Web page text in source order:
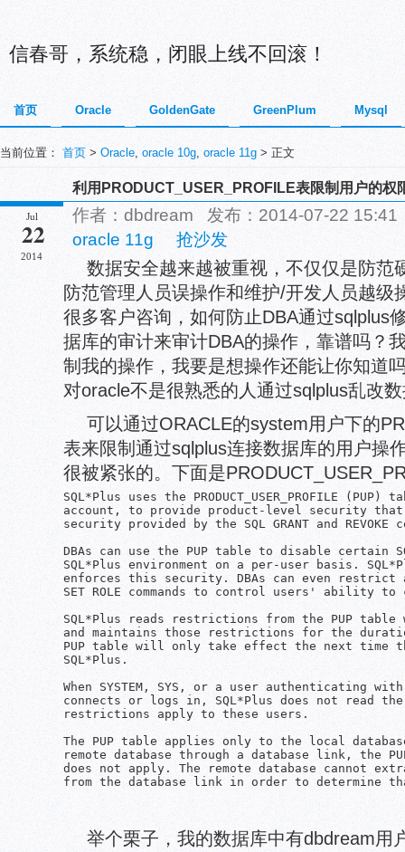
信春哥，系统稳，闭眼上线不回滚！
首页 Oracle GoldenGate GreenPlum Mysql
当前位置： 首页 > Oracle, oracle 10g, oracle 11g > 正文
利用PRODUCT_USER_PROFILE表限制用户的权
Jul
22
2014
作者：dbdream 发布：2014-07-22
oracle 11g
抢沙发
数据安全越来越被重视，不仅仅是防范
防范管理人员误操作和维护/开发人员越级
很多客户咨询，如何防止DBA通过sqlplus
据库的审计来审计DBA的操作，靠谱吗？
制我的操作，我要是想操作还能让你知道
对oracle不是很熟悉的人通过sqlplus乱改
可以通过ORACLE的system用户下的
表来限制通过sqlplus连接数据库的用户操
很被紧张的。下面是
SQL*Plus uses the PRODUCT_USER_PROFILE
account, to provide product-level security that
security provided by the SQL GRANT and REVOKE
DBAs can use the PUP table to disable certain
SQL*Plus environment on a per-user basis.
enforces this security. DBAs can even restrict
SET ROLE commands to control users' ability
SQL*Plus reads restrictions from the PUP table
and maintains those restrictions for the
PUP table will only take effect the next time
SQL*Plus.
When SYSTEM, SYS, or a user authenticating with
connects or logs in, SQL*Plus does not read
restrictions apply to these users.
The PUP table applies only to the local
remote database through a database link, the
does not apply. The remote database cannot
举个栗子，我的数据库中有dbdream用